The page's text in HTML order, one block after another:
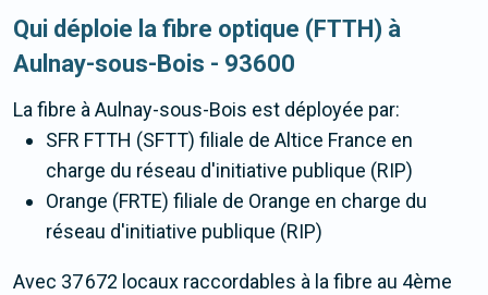
Qui déploie la fibre optique (FTTH) à
Aulnay-sous-Bois - 93600
La fibre à Aulnay-sous-Bois est déployée par:
SFR FTTH (SFTT) filiale de Altice France en
charge du réseau d'initiative publique (RIP)
Orange (FRTE) filiale de Orange en charge du
réseau d'initiative publique (RIP)
Avec 37 672 locaux raccordables à la fibre au 4ème